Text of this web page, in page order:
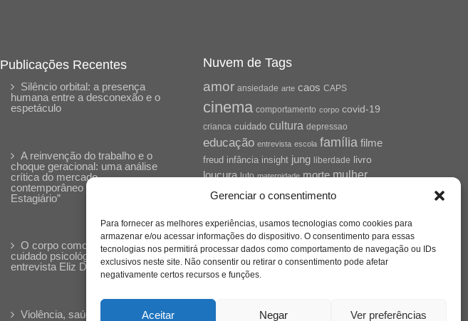
Gerenciar o consentimento
Para fornecer as melhores experiências, usamos tecnologias como cookies para
armazenar e/ou acessar informações do dispositivo. O consentimento para essas
tecnologias nos permitirá processar dados como comportamento de navegação ou IDs
exclusivos neste site. Não consentir ou retirar o consentimento pode afetar
negativamente certos recursos e funções.
Aceitar Negar Ver preferências
Publicações Recentes
Silêncio orbital: a presença
humana entre a desconexão e o
espetáculo
A reinvenção do trabalho e o
choque geracional: uma análise
crítica do mercado
contemporâneo em “Um Senhor
Estagiário”
O corpo como expressão do
cuidado psicológico: (En)Cena
entrevista Eliz Dorneles
Violência, saúde mental e a
Nuvem de Tags
amor ansiedade arte caos CAPS
cinema comportamento corpo covid-19
crianca cuidado cultura depressao
educação entrevista escola família filme
freud infância insight jung liberdade livro
loucura luto maternidade morte mulher
pandemia psicanálise
psicologia redes sociais
saúdesaúde mental
sexualidade sociedade SUS
tecnologia
violência